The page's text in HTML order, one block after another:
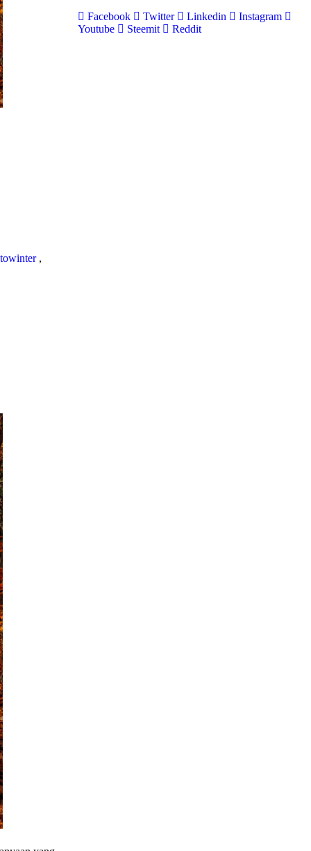
,
Facebook Twitter Linkedin
Instagram
Youtube
Steemit Reddit